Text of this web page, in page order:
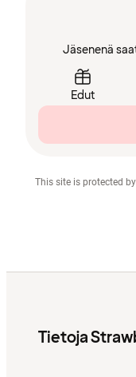
Jäsenenä
Edut
This site is protected
Tietoja